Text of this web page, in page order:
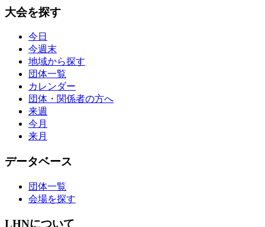
大会を探す
今日
今週末
地域から探す
団体一覧
カレンダー
団体・関係者の方へ
来週
今月
来月
データベース
団体一覧
会場を探す
LHNについて